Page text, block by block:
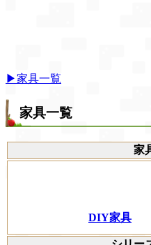
▶家具一覧
家具一覧
家
DIY家具